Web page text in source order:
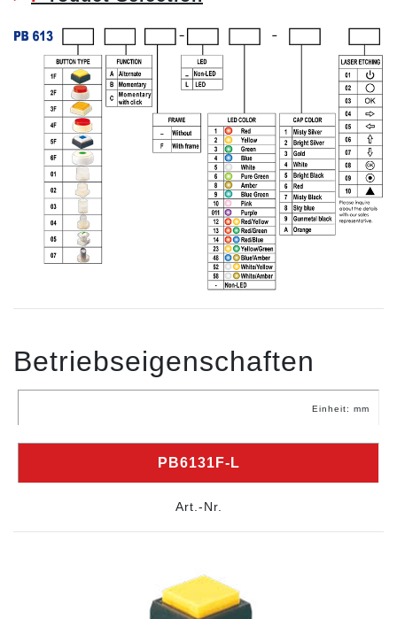
Betriebseigenschaften
Einheit: mm
PB6131F-L
Art.-Nr.